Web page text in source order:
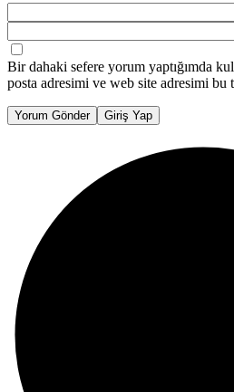
Bir dahaki sefere yorum yaptığımda
posta adresimi ve web site adresimi bu
Yorum Gönder Giriş Yap